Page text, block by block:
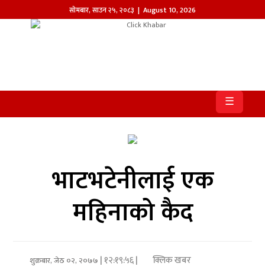
सोमबार,साउन२५,२०८३ | August 10, 2026
अन्तर्राष्ट्रिय
☰
भाटभटेनीलाई एक
महिनाको कैद
शुक्रबार, जेठ ०२, २०७७ | १२:१९:५६ | क्लिक खबर